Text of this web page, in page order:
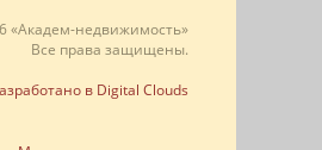
«Академ-недвижимость»
Все права защищены.
в Digital Clouds